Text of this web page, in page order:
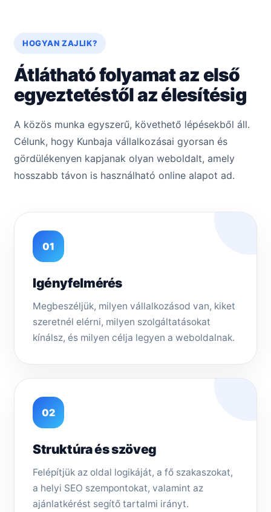
HOGYAN ZAJLIK?
Átlátható folyamat az első
egyeztetéstől az élesítésig
A közös munka egyszerű, követhető lépésekből áll.
Célunk, hogy Kunbaja vállalkozásai gyorsan és
gördülékenyen kapjanak olyan weboldalt, amely
hosszabb távon is használható online alapot ad.
01
Igényfelmérés
Megbeszéljük, milyen vállalkozásod van, kiket
szeretnél elérni, milyen szolgáltatásokat
kínálsz, és milyen célja legyen a weboldalnak.
02
Struktúra és szöveg
Felépítjük az oldal logikáját, a fő szakaszokat,
a helyi SEO szempontokat, valamint az
ajánlatkérést segítő tartalmi irányt.